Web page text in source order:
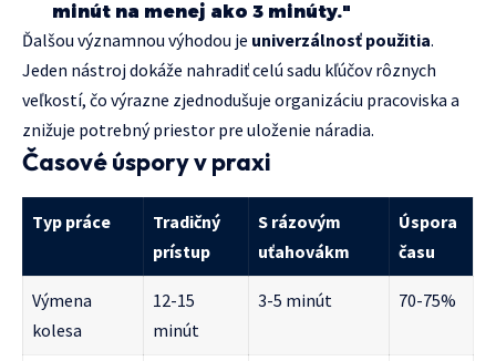
minút na menej ako 3 minúty."
Ďalšou významnou výhodou je univerzálnosť použitia.
Jeden nástroj dokáže nahradiť celú sadu kľúčov rôznych
veľkostí, čo výrazne zjednodušuje organizáciu pracoviska a
znižuje potrebný priestor pre uloženie náradia.
Časové úspory v praxi
Typ práce
Tradičný
prístup
S rázovým
uťahovákm
Úspora
času
Výmena
kolesa
12-15
minút
3-5 minút 70-75%